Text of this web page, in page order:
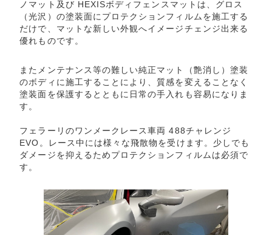
ノマット及び HEXISボディフェンスマットは、グロス
（光沢）の塗装面にプロテクションフィルムを施工する
だけで、マットな新しい外観へイメージチェンジ出来る
優れものです。
またメンテナンス等の難しい純正マット（艶消し）塗装
のボディに施工することにより、質感を変えることなく
塗装面を保護するとともに日常の手入れも容易になりま
す。
フェラーリのワンメークレース車両 488チャレンジ
EVO。レース中には様々な飛散物を受けます。少しでも
ダメージを抑えるためプロテクションフィルムは必須で
す。